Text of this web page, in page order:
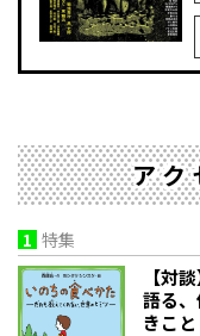
ア
1 特集
【対
語る
きこと